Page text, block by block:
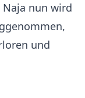
nun wird
und